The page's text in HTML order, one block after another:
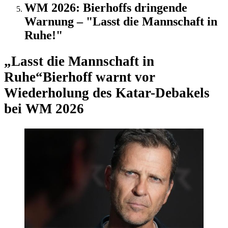
WM 2026: Bierhoffs dringende
Warnung – "Lasst die Mannschaft in
Ruhe!"
„Lasst die Mannschaft in
Ruhe“Bierhoff warnt vor
Wiederholung des Katar-Debakels
bei WM 2026